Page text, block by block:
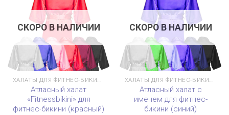
СКОРО В НАЛИЧИИ
ХАЛАТЫ ДЛЯ ФИТНЕС-БИКИНИ
Атласный халат
«Fitnessbikini» для
фитнес-бикини (красный)
СКОРО В НАЛИЧИИ
ХАЛАТЫ ДЛЯ ФИТНЕС-БИКИНИ
Атласный халат с
именем для фитнес-
бикини (синий)